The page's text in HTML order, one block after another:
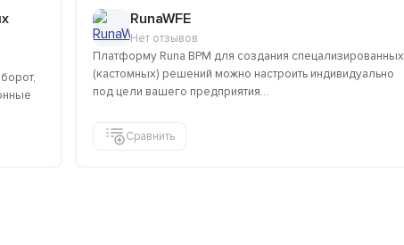
RunaWFE
Нет отзывов
Платформу Runa BPM для создания спецализированных
(кастомных) решений можно настроить индивидуально
под цели вашего предприятия...
Сравнить